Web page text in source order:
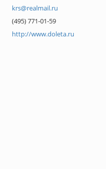
krs@realmail.ru
(495) 771-01-59
http://www.doleta.ru